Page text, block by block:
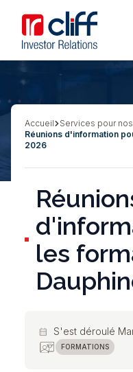
contenu
principal
Aller directement au
Fil
d'Ariane
Accueil Services pour
Réunions d'information
2026
les
calendar_month S'est déroulé
FORMATIONS